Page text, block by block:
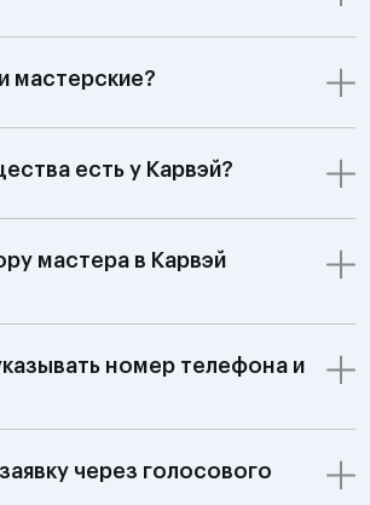
мастерские?
есть у Карвэй?
мастера в Карвэй
номер телефона и
через голосового